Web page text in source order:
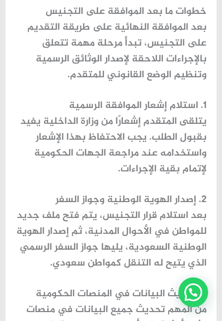
خطوات ما بعد الموافقة على التجنيس
بعد الموافقة النهائية على طريقة التقديم
على التجنيس، تبدأ مرحلة مهمة تتعلق
بالإجراءات اللاحقة لإصدار الوثائق الرسمية
وتنظيم الوضع القانوني للمتقدم.
1. استلام إشعار الموافقة الرسمية
يتلقى المتقدم إشعارًا من وزارة الداخلية يفيد
بقبول الطلب. يجب الاحتفاظ بهذا الإشعار
واستخدامه عند مراجعة الجهات الحكومية
لإتمام بقية الإجراءات.
2. إصدار الهوية الوطنية وجواز السفر
بعد استلام قرار التجنيس، يتم فتح ملف جديد
للمواطن في الأحوال المدنية، ثم إصدار الهوية
الوطنية السعودية، يليها جواز السفر الرسمي
الذي يتيح له التنقل كمواطن سعودي.
3. تحديث البيانات في المنصات الحكومية
من المهم تحديث جميع البيانات في منصات